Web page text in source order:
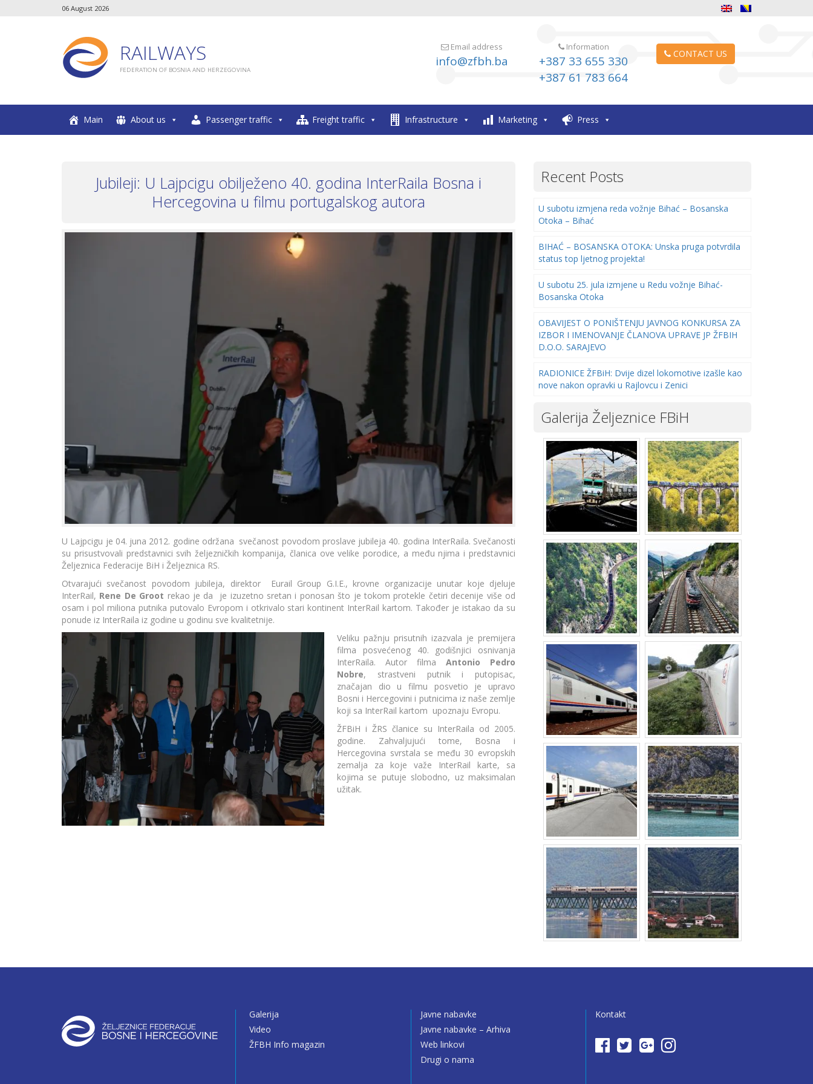
06 August 2026
RAILWAYS
FEDERATION OF BOSNIA AND HERZEGOVINA
Email address
info@zfbh.ba
Information
+387 33 655 330
+387 61 783 664
CONTACT US
Main About us Passenger traffic Freight traffic Infrastructure Marketing Press
Jubileji: U Lajpcigu obilježeno 40. godina InterRaila Bosna i
Hercegovina u filmu portugalskog autora
U Lajpcigu je 04. juna 2012. godine održana svečanost povodom proslave jubileja 40. godina InterRaila. Svečanosti
su prisustvovali predstavnici svih željezničkih kompanija, članica ove velike porodice, a među njima i predstavnici
Željeznica Federacije BiH i Željeznica RS.
Otvarajući svečanost povodom jubileja, direktor Eurail Group G.I.E., krovne organizacije unutar koje djeluje
InterRail, Rene De Groot rekao je da je izuzetno sretan i ponosan što je tokom protekle četiri decenije više od
osam i pol miliona putnika putovalo Evropom i otkrivalo stari kontinent InterRail kartom. Također je istakao da su
ponude iz InterRaila iz godine u godinu sve kvalitetnije.
Veliku pažnju prisutnih izazvala je premijera
filma posvećenog 40. godišnjici osnivanja
InterRaila. Autor filma Antonio Pedro
Nobre, strastveni putnik i putopisac,
značajan dio u filmu posvetio je upravo
Bosni i Hercegovini i putnicima iz naše zemlje
koji sa InterRail kartom upoznaju Evropu.
ŽFBiH i ŽRS članice su InterRaila od 2005.
godine. Zahvaljujući tome, Bosna i
Hercegovina svrstala se među 30 evropskih
zemalja za koje važe InterRail karte, sa
kojima se putuje slobodno, uz maksimalan
užitak.
Recent Posts
U subotu izmjena reda vožnje Bihać – Bosanska
Otoka – Bihać
BIHAĆ – BOSANSKA OTOKA: Unska pruga potvrdila
status top ljetnog projekta!
U subotu 25. jula izmjene u Redu vožnje Bihać-
Bosanska Otoka
OBAVIJEST O PONIŠTENJU JAVNOG KONKURSA ZA
IZBOR I IMENOVANJE ČLANOVA UPRAVE JP ŽFBIH
D.O.O. SARAJEVO
RADIONICE ŽFBiH: Dvije dizel lokomotive izašle kao
nove nakon opravki u Rajlovcu i Zenici
Galerija Željeznice FBiH
Galerija
Video
ŽFBH Info magazin
Javne nabavke
Javne nabavke – Arhiva
Web linkovi
Drugi o nama
Kontakt